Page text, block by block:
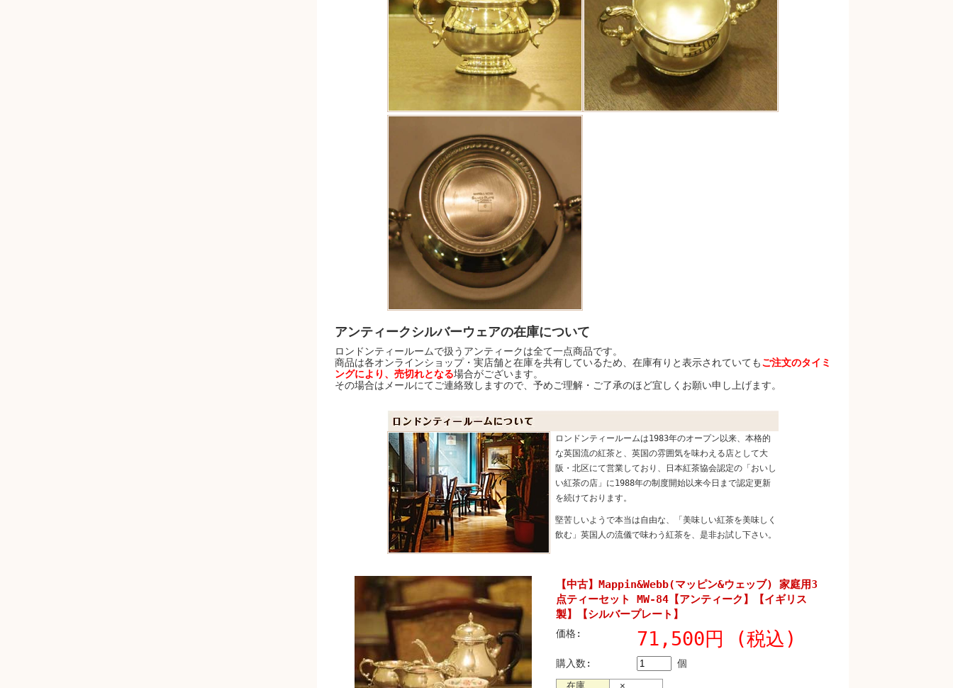
アンティークシルバーウェアの在庫について
ロンドンティールームで扱うアンティークは全て一点商品です。
商品は各オンラインショップ・実店舗と在庫を共有しているため、在庫有りと表示されていてもご注文のタイミ
ングにより、売切れとなる場合がございます。
その場合はメールにてご連絡致しますので、予めご理解・ご了承のほど宜しくお願い申し上げます。
ロンドンティールームは1983年のオープン以来、本格的
な英国流の紅茶と、英国の雰囲気を味わえる店として大
阪・北区にて営業しており、日本紅茶協会認定の「おいし
い紅茶の店」に1988年の制度開始以来今日まで認定更新
を続けております。
堅苦しいようで本当は自由な、「美味しい紅茶を美味しく
飲む」英国人の流儀で味わう紅茶を、是非お試し下さい。
【中古】Mappin&Webb(マッピン&ウェッブ) 家庭用3
点ティーセット MW-84【アンティーク】【イギリス
製】【シルバープレート】
価格: 71,500円 (税込)
購入数: 個
在庫 ×